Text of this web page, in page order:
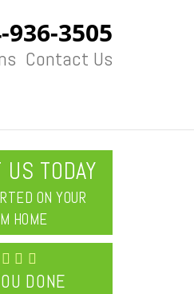
936-3505
Contact Us
US TODAY
ON YOUR
HOME
DONE